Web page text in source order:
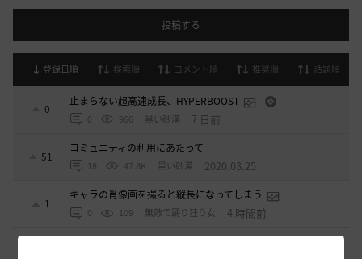
投稿する
登録日順 検索順 コメント順 推奨順 話題順
0
止まらない超高速成長、HYPERBOOST
0 966 黒い砂漠 7 日前
51
コミュニティの利用にあたって
18 47.8K 黒い砂漠 2020.03.25
1
キャラの肖像画を撮ると縦長になってしまう
0 109 無敵で踊り狂う女 4 時間前